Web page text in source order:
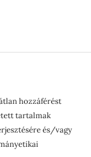
hozzáférést
tartalmak
és/vagy